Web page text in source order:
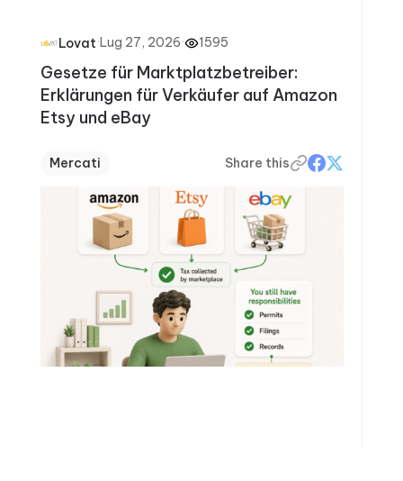
Lovat·Lug 27, 2026· 1595
Gesetze für Marktplatzbetreiber:
Erklärungen für Verkäufer auf Amazon
Etsy und eBay
Mercati Share this